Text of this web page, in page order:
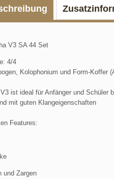
V3 SA 44 Set
4/4
Kolophonium und Form-Koffer
V3 ist ideal für Anfänger und
mit guten Klangeigenschaften
Features:
und Zargen